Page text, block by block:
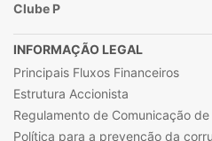
Clube P
INFORMAÇÃO LEGAL
Principais Fluxos Financeiros
Estrutura Accionista
Regulamento de Comunicação
Política para a prevenção da